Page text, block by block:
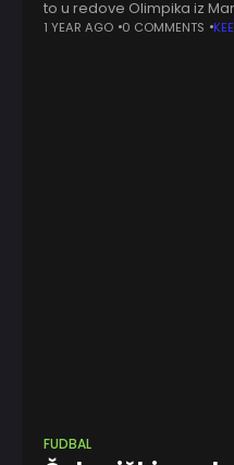
to u redove Olimpika iz
drugi put u svojoj karijeri.
1 YEAR AGO 0 COMMENTS
FUDBAL